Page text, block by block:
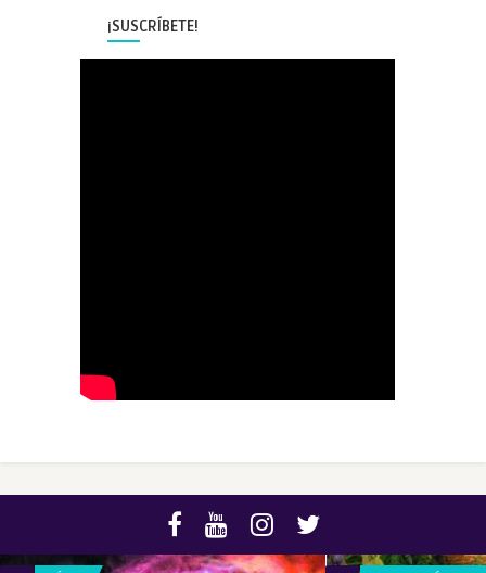
¡SUSCRÍBETE!